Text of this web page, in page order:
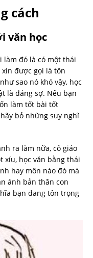
cách
văn học
đó là có một thái
được gọi là tôn
sao nó khó vậy, học
là đáng sợ. Nếu bạn
làm tốt bài tốt
bỏ những suy nghĩ
ra làm nữa, cô giáo
xíu, học văn bằng thái
hay môn nào đó mà
ánh bản thân con
bạn đang tôn trọng